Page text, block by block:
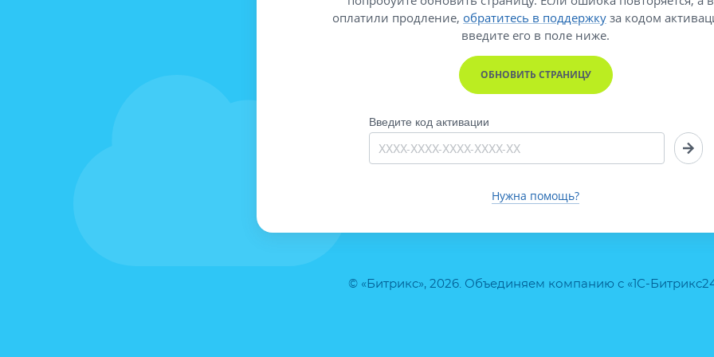
© «Битрикс», 2026. Объединяем компанию с «1С-
оплатили продление, обратитесь в поддержку за кодом
введите его в поле ниже.
ОБНОВИТЬ СТРАНИЦУ
Введите код активации
Нужна помощь?